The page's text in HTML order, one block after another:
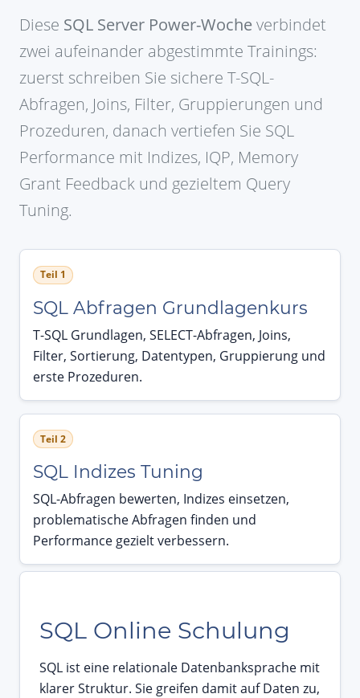
Diese SQL Server Power-Woche verbindet
zwei aufeinander abgestimmte Trainings:
zuerst schreiben Sie sichere T-SQL-
Abfragen, Joins, Filter, Gruppierungen und
Prozeduren, danach vertiefen Sie SQL
Performance mit Indizes, IQP, Memory
Grant Feedback und gezieltem Query
Tuning.
Teil 1
SQL Abfragen Grundlagenkurs
T-SQL Grundlagen, SELECT-Abfragen, Joins,
Filter, Sortierung, Datentypen, Gruppierung und
erste Prozeduren.
Teil 2
SQL Indizes Tuning
SQL-Abfragen bewerten, Indizes einsetzen,
problematische Abfragen finden und
Performance gezielt verbessern.
SQL Online Schulung
SQL ist eine relationale Datenbanksprache mit
klarer Struktur. Sie greifen damit auf Daten zu,